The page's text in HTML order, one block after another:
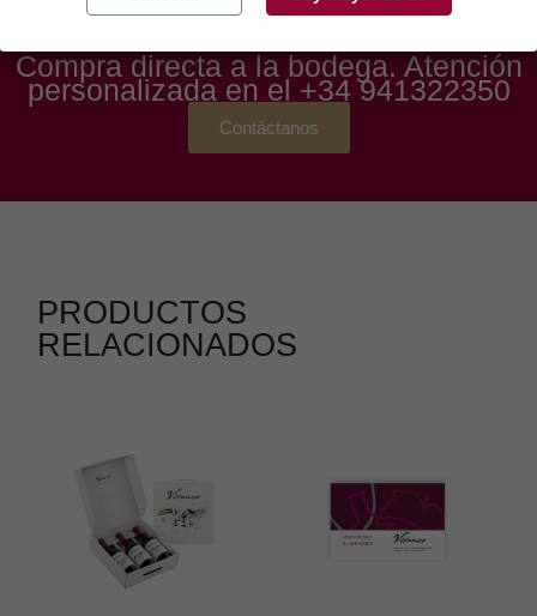
Compra directa a la bodega. Atención
personalizada en el +34 941322350
Contáctanos
PRODUCTOS
RELACIONADOS